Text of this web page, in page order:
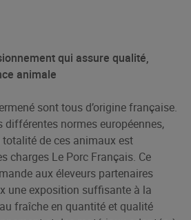
qui assure qualité,
animale
sont tous d’origine française.
différentes normes européennes,
de ces animaux est
charges Le Porc Français. Ce
aux éleveurs partenaires
une exposition suffisante à la
fraîche en quantité et qualité